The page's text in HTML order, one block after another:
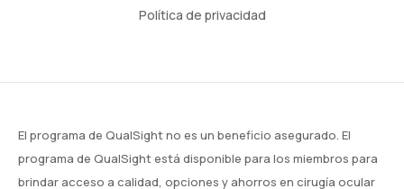
Política de privacidad
El programa de QualSight no es un beneficio asegurado. El
programa de QualSight está disponible para los miembros para
brindar acceso a calidad, opciones y ahorros en cirugía ocular